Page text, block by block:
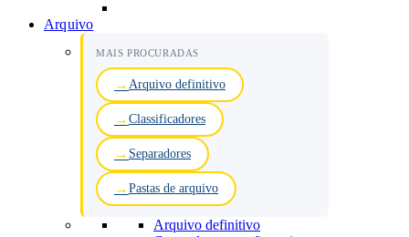
Arquivo
MAIS PROCURADAS
Arquivo definitivo
Classificadores
Separadores
Pastas de arquivo
Arquivo definitivo